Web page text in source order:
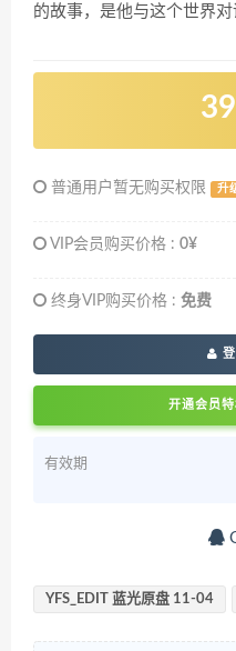
的故事，是他与这个世界对
普通用户暂无购买权限 升
VIP会员购买价格 : 0¥
终身VIP购买价格 : 免费
开通会员
有效期
YFS_EDIT 蓝光原盘 11-04